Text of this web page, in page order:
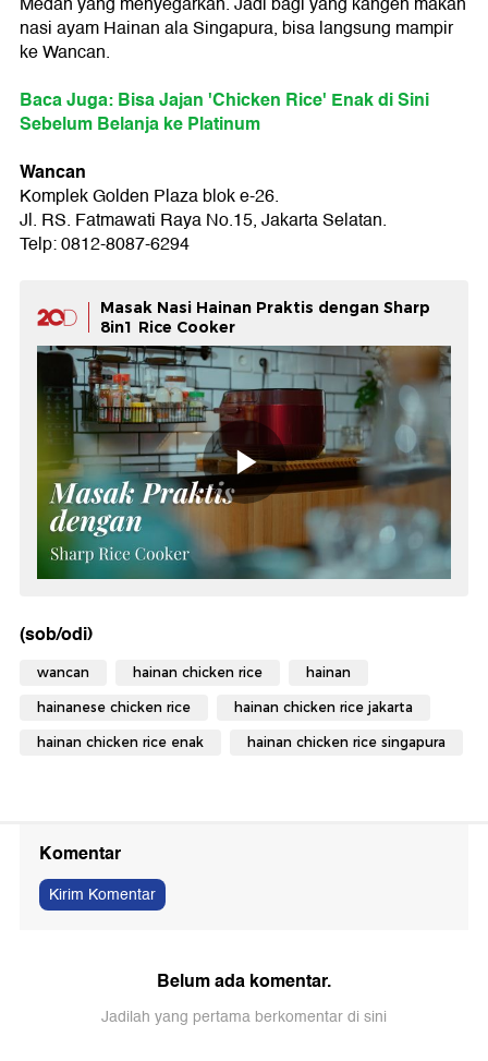
nasi ayam Hainan ala Singapura, bisa langsung mampir
ke Wancan.
Baca Juga: Bisa Jajan 'Chicken Rice' Enak di Sini
Sebelum Belanja ke Platinum
Wancan
Komplek Golden Plaza blok e-26.
Jl. RS. Fatmawati Raya No.15, Jakarta Selatan.
Telp: 0812-8087-6294
Masak Nasi Hainan Praktis dengan Sharp
8in1 Rice Cooker
(sob/odi)
wancan hainan chicken rice hainan
hainanese chicken rice hainan chicken rice jakarta
hainan chicken rice enak hainan chicken rice singapura
Komentar
Kirim Komentar
Belum ada komentar.
Jadilah yang pertama berkomentar di sini